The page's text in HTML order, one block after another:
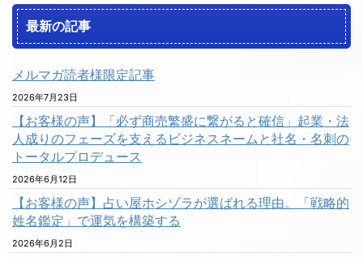
最新の記事
メルマガ読者様限定記事
2026年7月23日
【お客様の声】「必ず商売繁盛に繋がると確信」起業・法
人成りのフェーズを支えるビジネスネームと社名・名刺の
トータルプロデュース
2026年6月12日
【お客様の声】占い屋ホシゾラが選ばれる理由。「戦略的
姓名鑑定」で運気を構築する
2026年6月2日